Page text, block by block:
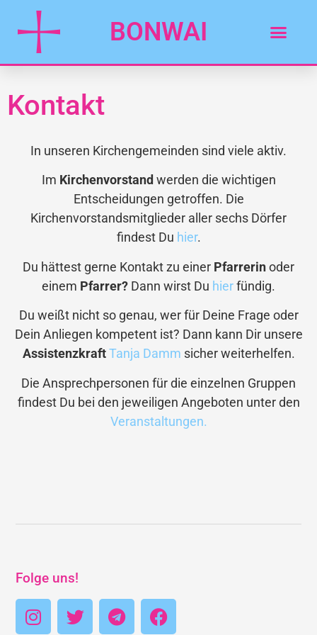
BONWAI
Kontakt
In unseren Kirchengemeinden sind viele aktiv.
Im Kirchenvorstand werden die wichtigen
Entscheidungen getroffen. Die
Kirchenvorstandsmitglieder aller sechs Dörfer
findest Du hier.
Du hättest gerne Kontakt zu einer Pfarrerinoder
einem Pfarrer? Dann wirst Du hierfündig.
Du weißt nicht so genau, wer für Deine Frage oder
Dein Anliegen kompetent ist? Dann kann Dir unsere
Assistenzkraft Tanja Damm sicher weiterhelfen.
Die Ansprechpersonen für die einzelnen Gruppen
findest Du bei den jeweiligen Angeboten unter den
Veranstaltungen.
Folge uns!